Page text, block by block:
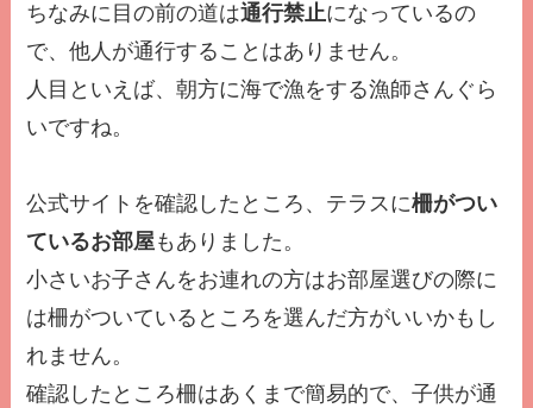
ちなみに目の前の道は通行禁止になっているの
で、他人が通行することはありません。
人目といえば、朝方に海で漁をする漁師さんぐら
いですね。
公式サイトを確認したところ、テラスに柵がつい
ているお部屋もありました。
小さいお子さんをお連れの方はお部屋選びの際に
は柵がついているところを選んだ方がいいかもし
れません。
確認したところ柵はあくまで簡易的で、子供が通